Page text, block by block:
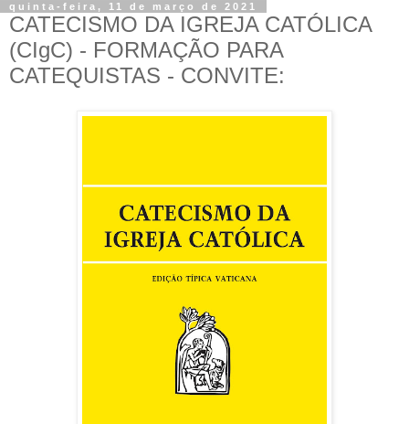
quinta-feira, 11 de março de 2021
CATECISMO DA IGREJA CATÓLICA
(CIgC) - FORMAÇÃO PARA
CATEQUISTAS - CONVITE: